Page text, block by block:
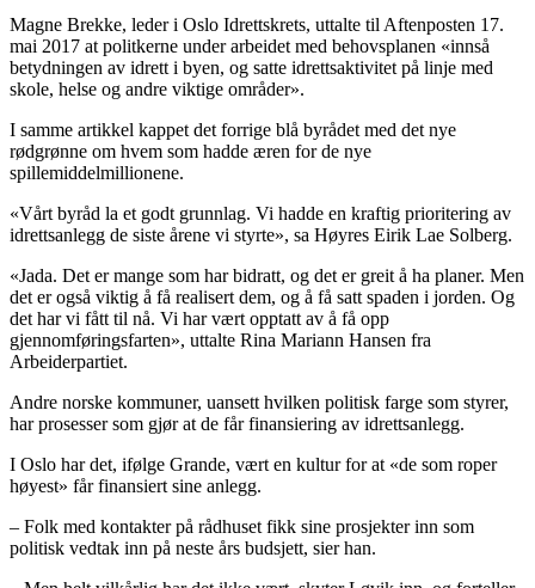
Magne Brekke, leder i Oslo Idrettskrets, uttalte til Aftenposten 17.
mai 2017 at politkerne under arbeidet med behovsplanen «innså
betydningen av idrett i byen, og satte idrettsaktivitet på linje med
skole, helse og andre viktige områder».
I samme artikkel kappet det forrige blå byrådet med det nye
rødgrønne om hvem som hadde æren for de nye
spillemiddelmillionene.
«Vårt byråd la et godt grunnlag. Vi hadde en kraftig prioritering av
idrettsanlegg de siste årene vi styrte», sa Høyres Eirik Lae Solberg.
«Jada. Det er mange som har bidratt, og det er greit å ha planer. Men
det er også viktig å få realisert dem, og å få satt spaden i jorden. Og
det har vi fått til nå. Vi har vært opptatt av å få opp
gjennomføringsfarten», uttalte Rina Mariann Hansen fra
Arbeiderpartiet.
Andre norske kommuner, uansett hvilken politisk farge som styrer,
har prosesser som gjør at de får finansiering av idrettsanlegg.
I Oslo har det, ifølge Grande, vært en kultur for at «de som roper
høyest» får finansiert sine anlegg.
– Folk med kontakter på rådhuset fikk sine prosjekter inn som
politisk vedtak inn på neste års budsjett, sier han.